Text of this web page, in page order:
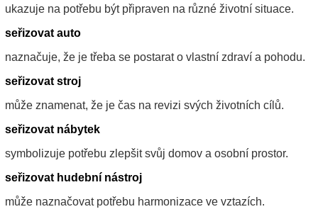
ukazuje na potřebu být připraven na různé životní situace.
seřizovat auto
naznačuje, že je třeba se postarat o vlastní zdraví a pohodu.
seřizovat stroj
může znamenat, že je čas na revizi svých životních cílů.
seřizovat nábytek
symbolizuje potřebu zlepšit svůj domov a osobní prostor.
seřizovat hudební nástroj
může naznačovat potřebu harmonizace ve vztazích.